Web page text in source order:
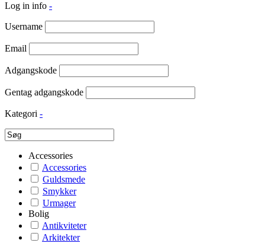
Log in info -
Username
Email
Adgangskode
Gentag adgangskode
Kategori -
Accessories
Accessories
Guldsmede
Smykker
Urmager
Bolig
Antikviteter
Arkitekter